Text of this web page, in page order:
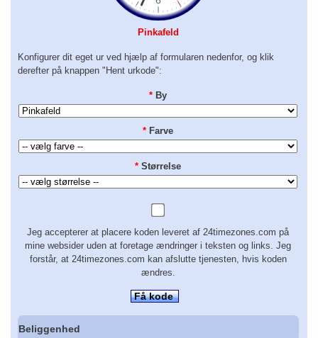
Pinkafeld
Konfigurer dit eget ur ved hjælp af formularen nedenfor, og klik
derefter på knappen "Hent urkode":
* By
* Farve
* Størrelse
Jeg accepterer at placere koden leveret af 24timezones.com på
mine websider uden at foretage ændringer i teksten og links. Jeg
forstår, at 24timezones.com kan afslutte tjenesten, hvis koden
ændres.
Få kode
Beliggenhed